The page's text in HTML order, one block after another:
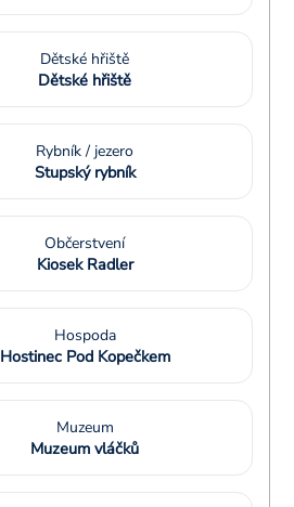
Dětské hřiště
Dětské hřiště
Rybník / jezero
Stupský rybník
Občerstvení
Kiosek Radler
Hospoda
Hostinec Pod Kopečkem
Muzeum
Muzeum vláčků